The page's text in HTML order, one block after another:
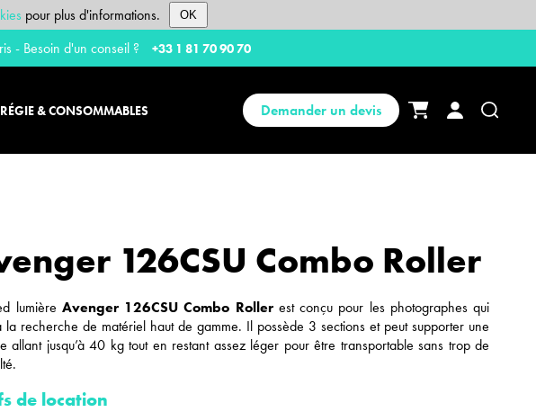
pour plus d'informations. OK
- Besoin d'un conseil ? +33 1 81 70 90 70
RÉGIE & CONSOMMABLES Demander un devis
126CSU Combo Roller
lumière Avenger 126CSU Combo Rollerest conçu pour les photographes qui
la recherche de matériel haut de gamme. Il possède 3 sections et peut supporter une
allant jusqu’à 40 kg tout en restant assez léger pour être transportable sans trop de
de location